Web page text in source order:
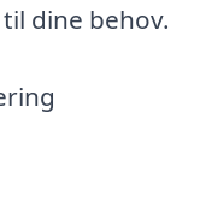
dine behov.